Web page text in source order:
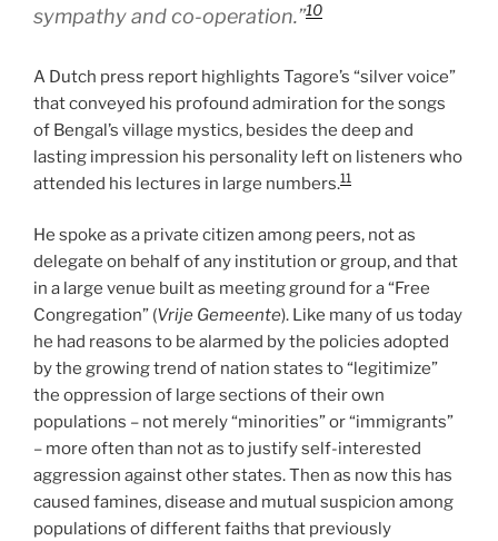
sympathy and co-operation.”10
A Dutch press report highlights Tagore’s “silver voice”
that conveyed his profound admiration for the songs
of Bengal’s village mystics, besides the deep and
lasting impression his personality left on listeners who
attended his lectures in large numbers.11
He spoke as a private citizen among peers, not as
delegate on behalf of any institution or group, and that
in a large venue built as meeting ground for a “Free
Congregation” (Vrije Gemeente). Like many of us today
he had reasons to be alarmed by the policies adopted
by the growing trend of nation states to “legitimize”
the oppression of large sections of their own
populations – not merely “minorities” or “immigrants”
– more often than not as to justify self-interested
aggression against other states. Then as now this has
caused famines, disease and mutual suspicion among
populations of different faiths that previously